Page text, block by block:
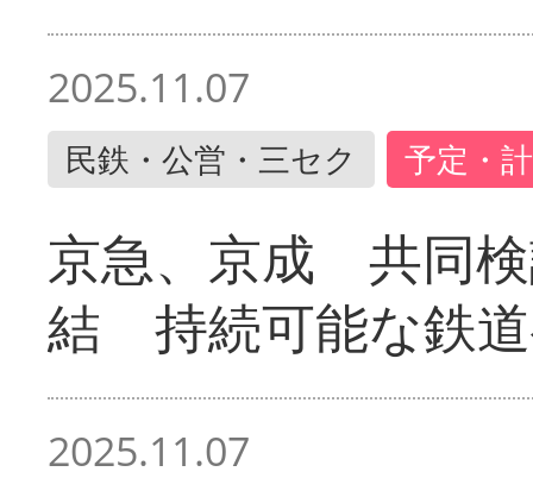
2025.11.07
民鉄・公営・三セク 予定・
京急、京成 共同
結 持続可能な鉄
2025.11.07